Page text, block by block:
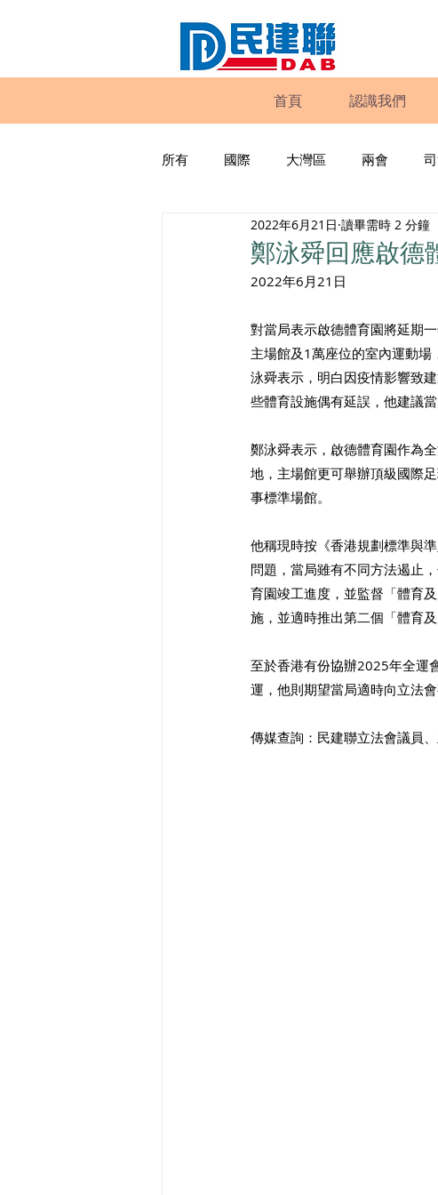
首頁 認識我們
所有 國際 大灣區 兩會
工商專業 家庭
議會監察 區議會
鄭泳舜回應啟德
2022年6月21日 讀畢需時 2 分鐘
2022年6月21日
對當局表示啟德體育園將延期
主場館及1萬座位的室內運動
泳舜表示，明白因疫情影響致
些體育設施偶有延誤，他建議
鄭泳舜表示，啟德體育園作為
地，主場館更可舉辦頂級國際
事標準場館。
他稱現時按《香港規劃標準與
問題，當局雖有不同方法遏止
育園竣工進度，並監督「體育
施，並適時推出第二個「體育
至於香港有份協辦2025年全運
運，他則期望當局適時向立法
傳媒查詢：民建聯立法會議員